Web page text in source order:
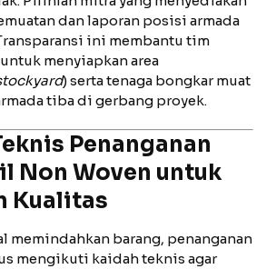
dan laporan posisi armada
ini membantu tim
menyiapkan area
) serta tenaga bongkar muat
tiba di gerbang proyek.
Penanganan
Non Woven untuk
Kualitas
memindahkan barang, penanganan
mengikuti kaidah teknis agar